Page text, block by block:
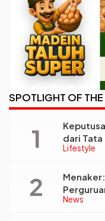
SPOTLIGHT OF THE
Lifestyle
dari Tata
Triyadi:
News